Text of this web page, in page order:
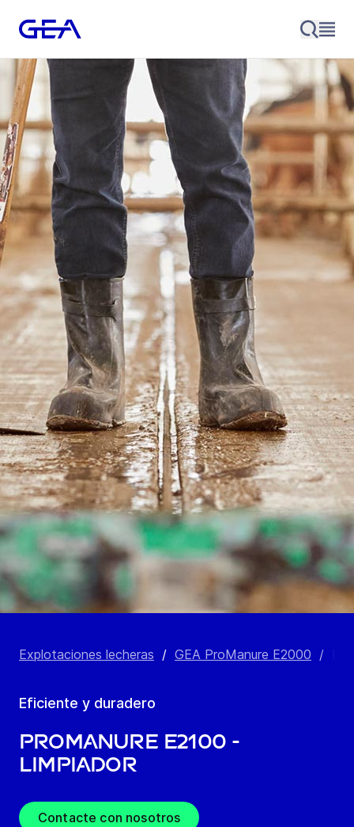
Explotaciones lecheras / GEA ProManure E2000 /
Eficiente y duradero
ProManure E2100 -
Limpiador
Contacte con nosotros